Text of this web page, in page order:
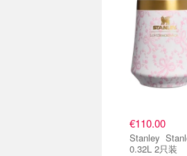
€110.00
Stanley Stanley 1913 红酒杯
0.32L 2只装